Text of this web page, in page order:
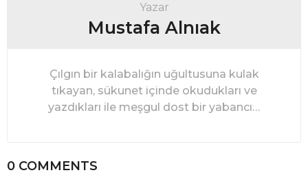
Yazar
Mustafa Alnıak
Çılgın bir kalabalığın uğultusuna kulak
tıkayan, sükunet içinde okudukları ve
yazdıkları ile meşgul dost bir yabancı…
0 COMMENTS